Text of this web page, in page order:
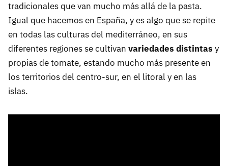
tradicionales que van mucho más allá de la pasta.
Igual que hacemos en España, y es algo que se repite
en todas las culturas del mediterráneo, en sus
diferentes regiones se cultivan variedades distintas y
propias de tomate, estando mucho más presente en
los territorios del centro-sur, en el litoral y en las
islas.